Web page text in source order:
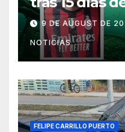
un cenote
9 DE AUGUST DE
NOTICIAS
FELIPE CARRILLO PUERTO